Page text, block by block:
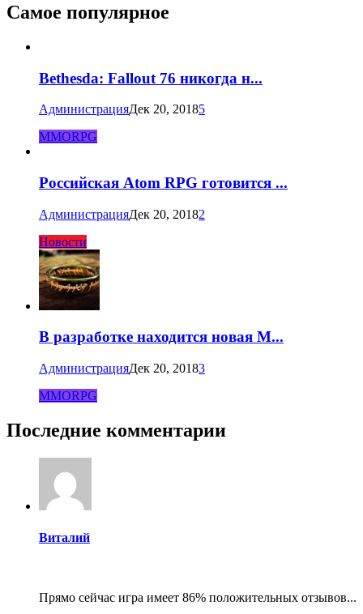
Самое популярное
Bethesda: Fallout 76 никогда н...
АдминистрацияДек 20, 20185
MMORPG
Российская Atom RPG готовится ...
АдминистрацияДек 20, 20182
Новости
В разработке находится новая M...
АдминистрацияДек 20, 20183
MMORPG
Последние комментарии
Виталий
Прямо сейчас игра имеет 86% положительных отзывов...